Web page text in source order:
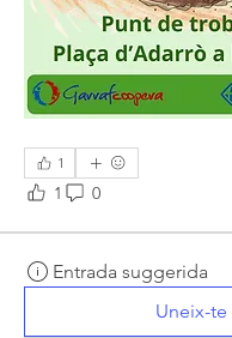
1
1 0
Entrada suggerida
Uneix-te